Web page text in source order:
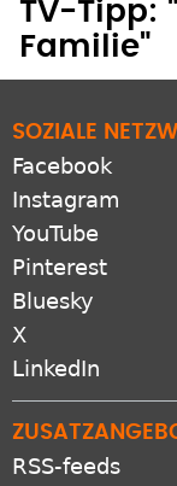
TV-Tipp:
Familie"
SOZIALE
Facebook
Instagram
YouTube
Pinterest
Bluesky
X
LinkedIn
RSS-feeds